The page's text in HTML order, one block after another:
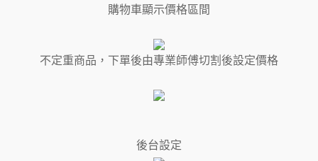
購物車顯示價格區間
不定重商品，下單後由專業師傅切割後設定價格
後台設定